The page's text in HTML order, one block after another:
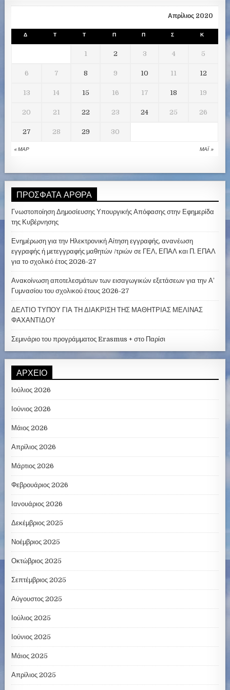
Απρίλιος 2020
Δ Τ Τ Π Π Σ Κ
« ΜΑΡ ΜΑΪ́ »
1 2 3 4 5
6 7 8 9 10 11 12
13 14 15 16 17 18 19
20 21 22 23 24 25 26
27 28 29 30
ΠΡΌΣΦΑΤΑ ΆΡΘΡΑ
Γνωστοποίηση Δημοσίευσης Υπουργικής Απόφασης στην Εφημερίδα
της Κυβέρνησης
Ενημέρωση για την Ηλεκτρονική Αίτηση εγγραφής, ανανέωση
εγγραφής ή μετεγγραφής μαθητών /τριών σε ΓΕΛ, ΕΠΑΛ και Π. ΕΠΑΛ
για το σχολικό έτος 2026-27
Ανακοίνωση αποτελεσμάτων των εισαγωγικών εξετάσεων για την Α’
Γυμνασίου του σχολικού έτους 2026-27
ΔΕΛΤΙΟ ΤΥΠΟΥ ΓΙΑ ΤΗ ΔΙΑΚΡΙΣΗ ΤΗΣ ΜΑΘΗΤΡΙΑΣ ΜΕΛΙΝΑΣ
ΦΑΧΑΝΤΙΔΟΥ
Σεμινάριο του προγράμματος Erasmus + στο Παρίσι
ΑΡΧΕΊΟ
Ιούλιος 2026
Ιούνιος 2026
Μάιος 2026
Απρίλιος 2026
Μάρτιος 2026
Φεβρουάριος 2026
Ιανουάριος 2026
Δεκέμβριος 2025
Νοέμβριος 2025
Οκτώβριος 2025
Σεπτέμβριος 2025
Αύγουστος 2025
Ιούλιος 2025
Ιούνιος 2025
Μάιος 2025
Απρίλιος 2025